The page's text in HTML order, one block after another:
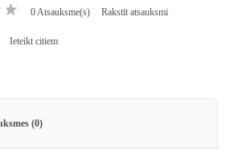
0 Atsauksme(s) Rakstīt atsauksmi
Ieteikt citiem
(0)